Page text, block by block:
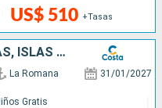
US$ 510 +Tasas
REP. DOMINICANA, ANTILLAS, ISLAS VÍRGENES
La Romana 31/01/2027
Gratis